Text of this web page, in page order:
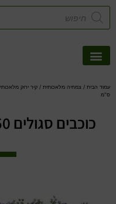
עמוד הבית / צמחיה מלאכותית / קיר ירוק מלאכותי
ס"מ
כוכבים סגולים HOLLY176 50/50 ס"מ